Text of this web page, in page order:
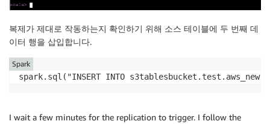
복제가 제대로 작동하는지 확인하기 위해 소스 테이블에 두 번째 데
이터 행을 삽입합니다.
Spark
I wait a few minutes for the replication to trigger. I follow the